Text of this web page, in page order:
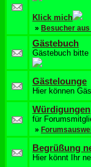
Klick mich
» Besucher
Gästebuch
Gästebuch
Gästelounge
Hier können
Würdigungen
für
»
Begrüßung
Hier könnt Ihr